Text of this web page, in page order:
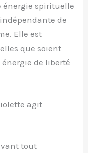
énergie spirituelle
de
Elle est
que soient
de liberté
agit
tout